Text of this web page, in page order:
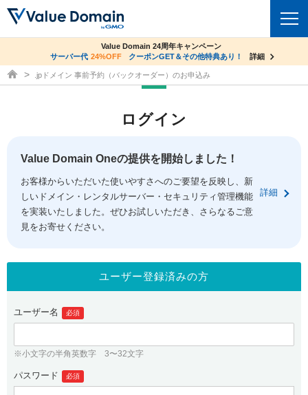
ドメイントップ
ドメイン移管
ドメイン価格一覧
ドメイン一括検索
.jpドメインオークション
gTLDオークション NEW!
.jpドメインバックオーダー
プレミアムドメイン
人気ドメインの種類
コアサーバー
バリューサーバー
XREA
セキュリティトップ
Value Domain ネットde診断
SSL証明書
サービストップ
お得意様割引
紹介制度
バリュードメインAPI
ドメイン・ホスティングOEM
facebook
ログイン
従来のバリュードメインをご利用希望の方
ユーザー登録
co.jpドメイン✕コアサーバーV2ビジネス応援キャンペーン
サーバー料金1年間無料
詳細
Value Domain 24周年キャンペーン
サーバー代 24%OFF クーポンGET＆その他特典あり！ 詳細
ドメイン取得ならバリュードメイン
.jpドメイン 事前予約（バックオーダー）のお申込み
ログイン
Value Domain Oneの提供を開始しました！
お客様からいただいた使いやすさへのご要望を反映し、新
しいドメイン・レンタルサーバー・セキュリティ管理機能
を実装いたしました。ぜひお試しいただき、さらなるご意
見をお寄せください。
詳細
ユーザー登録済みの方
ユーザー名 必須
※小文字の半角英数字 3〜32文字
パスワード 必須